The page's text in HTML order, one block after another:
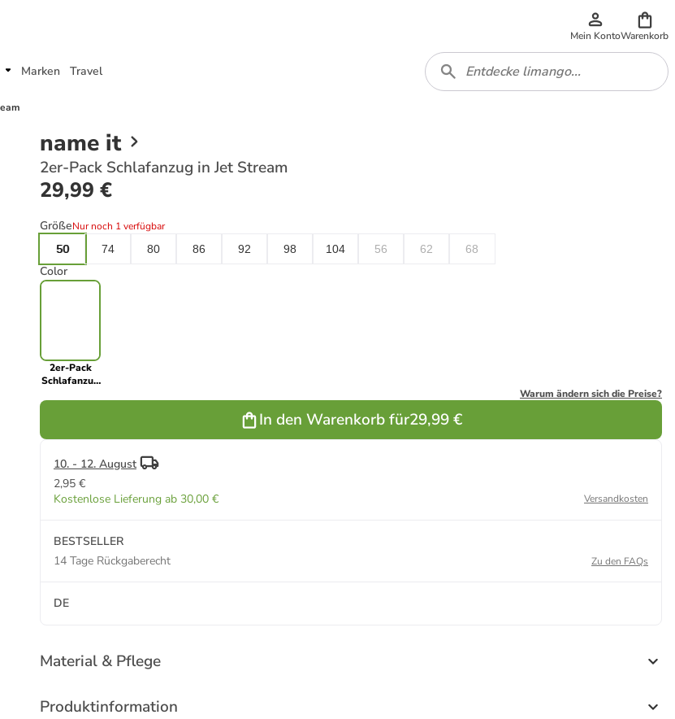
Mein KontoWarenkorb
Marken Travel
name it
2er-Pack Schlafanzug in Jet Stream
29,99 €
GrößeNur noch 1 verfügbar
50
74 80 86 92 98 104 56 62 68
Color
2er-Pack
Schlafanzug
Warum ändern sich die Preise?
In den Warenkorb für29,99 €
10. - 12. August
2,95 €
Kostenlose Lieferung ab 30,00 €
Versandkosten
BESTSELLER
14 Tage Rückgaberecht
Zu den FAQs
DE
Material & Pflege
Produktinformation